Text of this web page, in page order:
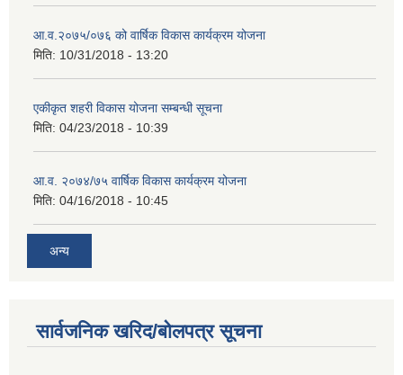
आ.व.२०७५/०७६ को वार्षिक विकास कार्यक्रम योजना
मिति: 10/31/2018 - 13:20
एकीकृत शहरी विकास योजना सम्बन्धी सूचना
मिति: 04/23/2018 - 10:39
आ.व. २०७४/७५ वार्षिक विकास कार्यक्रम योजना
मिति: 04/16/2018 - 10:45
अन्य
सार्वजनिक खरिद/बोलपत्र सूचना